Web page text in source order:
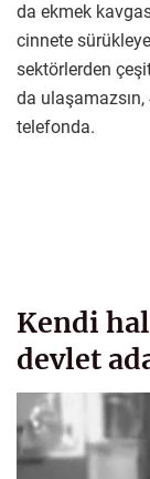
da ekmek
cinnete
sektörlerden
da
telefonda.
Kendi
devlet